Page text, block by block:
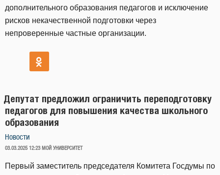
дополнительного образования педагогов и исключение
рисков некачественной подготовки через
непроверенные частные организации.
Депутат предложил ограничить переподготовку
педагогов для повышения качества школьного
образования
Новости
ОПУБЛИКОВАНО
03.03.2025 12:23 МОЙ УНИВЕРСИТЕТ
Первый заместитель председателя Комитета Госдумы по